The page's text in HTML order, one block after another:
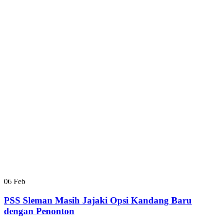
06 Feb
PSS Sleman Masih Jajaki Opsi Kandang Baru
dengan Penonton